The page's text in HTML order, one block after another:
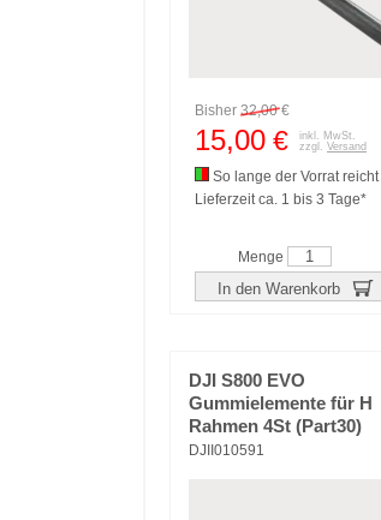
Bisher 32,00€
15,00 €
inkl. MwSt.
zzgl. Versand
So lange der Vorrat reicht
Lieferzeit ca. 1 bis 3 Tage*
Menge
In den Warenkorb
DJI S800 EVO
Gummielemente für H
Rahmen 4St (Part30)
DJII010591